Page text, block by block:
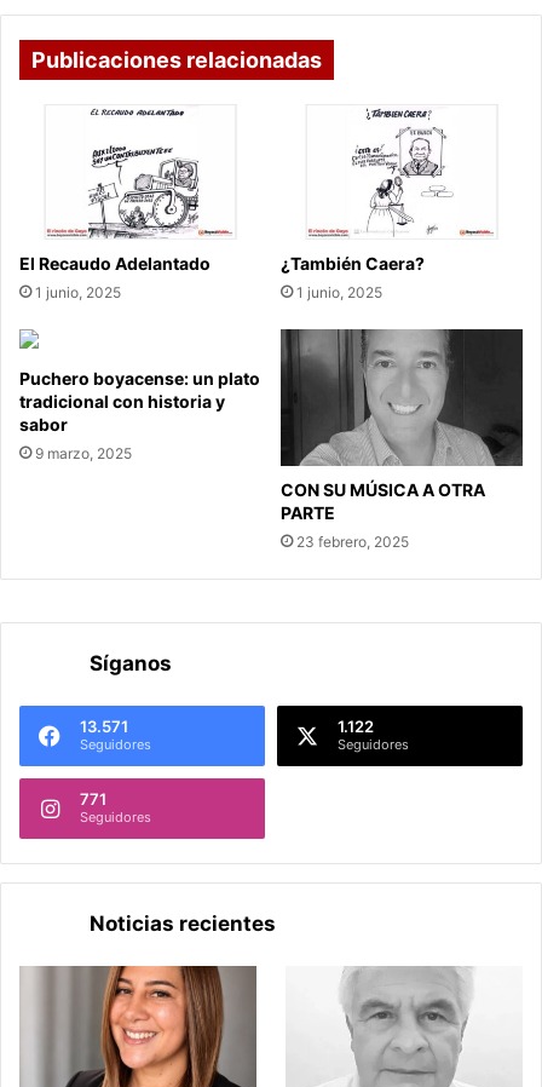
Publicaciones relacionadas
El Recaudo Adelantado
1 junio, 2025
¿También Caera?
1 junio, 2025
Puchero boyacense: un plato
tradicional con historia y
sabor
9 marzo, 2025
CON SU MÚSICA A OTRA
PARTE
23 febrero, 2025
Síganos
13.571
Seguidores
1.122
Seguidores
771
Seguidores
Noticias recientes